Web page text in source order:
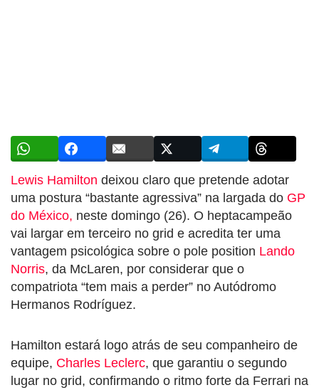
Lewis Hamilton deixou claro que pretende adotar
uma postura “bastante agressiva” na largada do GP
do México, neste domingo (26). O heptacampeão
vai largar em terceiro no grid e acredita ter uma
vantagem psicológica sobre o pole position Lando
Norris, da McLaren, por considerar que o
compatriota “tem mais a perder” no Autódromo
Hermanos Rodríguez.
Hamilton estará logo atrás de seu companheiro de
equipe, Charles Leclerc, que garantiu o segundo
lugar no grid, confirmando o ritmo forte da Ferrari na